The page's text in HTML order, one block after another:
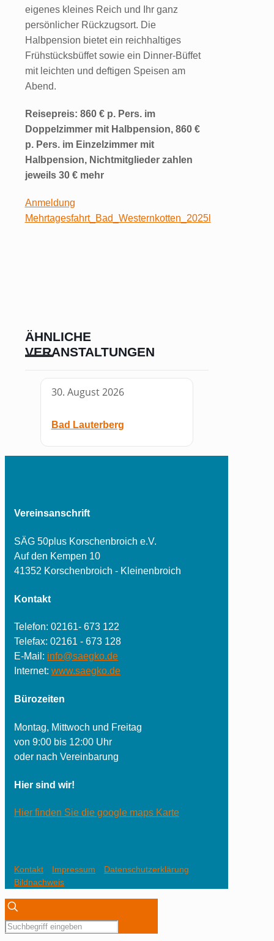
eigenes kleines Reich und Ihr ganz
persönlicher Rückzugsort. Die
Halbpension bietet ein reichhaltiges
Frühstücksbüffet sowie ein Dinner-Büffet
mit leichten und deftigen Speisen am
Abend.
Reisepreis: 860 € p. Pers. im
Doppelzimmer mit Halbpension, 860 €
p. Pers. im Einzelzimmer mit
Halbpension, Nichtmitglieder zahlen
jeweils 30 € mehr
Anmeldung
Mehrtagesfahrt_Bad_Westernkotten_2025l
ÄHNLICHE
VERANSTALTUNGEN
30. August 2026
Bad Lauterberg
Vereinsanschrift
SÄG 50plus Korschenbroich e.V.
Auf den Kempen 10
41352 Korschenbroich - Kleinenbroich
Kontakt
Telefon: 02161- 673 122
Telefax: 02161 - 673 128
E-Mail: info@saegko.de
Internet: www.saegko.de
Bürozeiten
Montag, Mittwoch und Freitag
von 9:00 bis 12:00 Uhr
oder nach Vereinbarung
Hier sind wir!
Hier finden Sie die google maps Karte
Kontakt Impressum
Datenschutzerklärung
Bildnachweis